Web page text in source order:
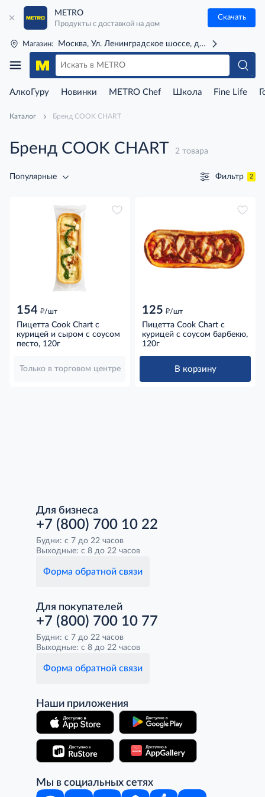
METRO
Продукты с доставкой на дом
Скачать
Магазин: Москва, Ул. Ленинградское шоссе, д. 71Г (м. Речной
АлкоГуру Новинки METRO Chef Школа Fine Life
Каталог Бренд COOK CHART
Бренд COOK CHART 2 товара
Популярные Фильтр 2
154 д/шт
Пицетта Cook Chart с
курицей и сыром с соусом
песто, 120г
Только в торговом центре
125 д/шт
Пицетта Cook Chart с
курицей с соусом барбекю,
120г
В корзину
Для бизнеса
+7 (800) 700 10 22
Будни: с 7 до 22 часов
Выходные: с 8 до 22 часов
Форма обратной связи
Для покупателей
+7 (800) 700 10 77
Будни: с 7 до 22 часов
Выходные: с 8 до 22 часов
Форма обратной связи
Наши приложения
Мы в социальных сетях